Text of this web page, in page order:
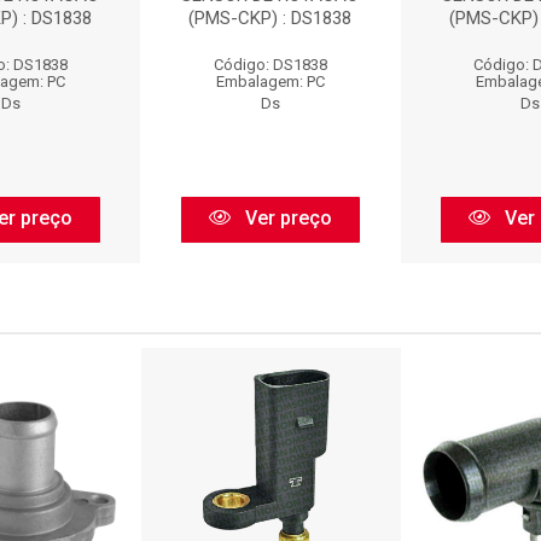
: DS1838
DS1838
PC
Ds
preço
(PMS-CKP) : DS1838
Código: DS1838
Embalagem: PC
Ds
Ver preço
(PMS-
Código:
Ds
Ver